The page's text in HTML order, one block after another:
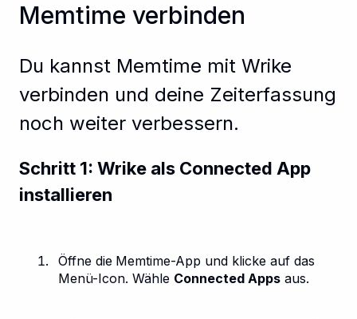
Memtime verbinden
Du kannst Memtime mit Wrike
verbinden und deine Zeiterfassung
noch weiter verbessern.
Schritt 1: Wrike als Connected App
installieren
Öffne die Memtime-App und klicke auf das
Menü-Icon. Wähle Connected Apps aus.